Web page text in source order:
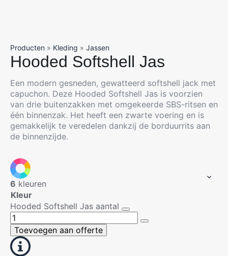
Producten » Kleding » Jassen
Hooded Softshell Jas
Een modern gesneden, gewatteerd softshell jack met
capuchon. Deze Hooded Softshell Jas is voorzien
van drie buitenzakken met omgekeerde SBS-ritsen en
één binnenzak. Het heeft een zwarte voering en is
gemakkelijk te veredelen dankzij de borduurrits aan
de binnenzijde.
6 kleuren
Kleur
Hooded Softshell Jas aantal
Toevoegen aan offerte